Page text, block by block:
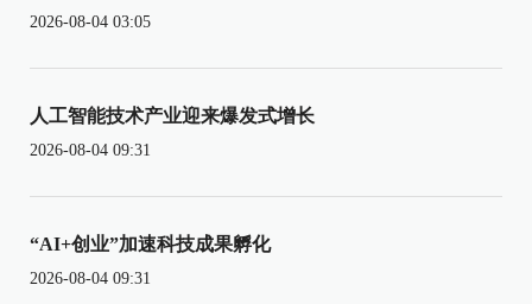
2026-08-04 03:05
人工智能技术产业迎来爆发式增长
2026-08-04 09:31
“AI+创业”加速科技成果孵化
2026-08-04 09:31